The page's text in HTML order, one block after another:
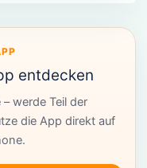
entdecken
werde Teil der
die App direkt auf